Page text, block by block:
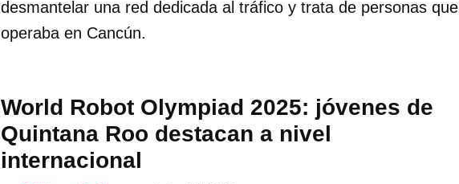
desmantelar una red dedicada al tráfico y trata de personas que
operaba en Cancún.
World Robot Olympiad 2025: jóvenes de
Quintana Roo destacan a nivel
internacional